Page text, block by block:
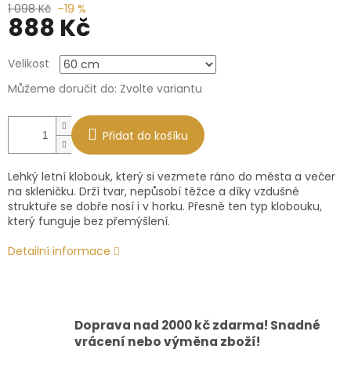
1 098 Kč –19 %
888 Kč
cena:
Velikost
Můžeme doručit do: Zvolte variantu
Přidat do košíku
Lehký letní klobouk, který si vezmete ráno do města a večer
na skleničku. Drží tvar, nepůsobí těžce a díky vzdušné
struktuře se dobře nosí i v horku. Přesně ten typ klobouku,
který funguje bez přemýšlení.
Detailní informace
Doprava nad 2000 kč zdarma! Snadné
vrácení nebo výměna zboží!